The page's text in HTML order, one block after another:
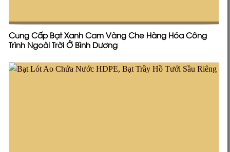
Cung Cấp Bạt Xanh Cam Vàng Che Hàng Hóa Công
Trình Ngoài Trời Ở Bình Dương